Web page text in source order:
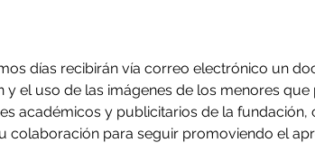
días recibirán vía correo electrónico un
el uso de las imágenes de los menores que
académicos y publicitarios de la
colaboración para seguir promoviendo el